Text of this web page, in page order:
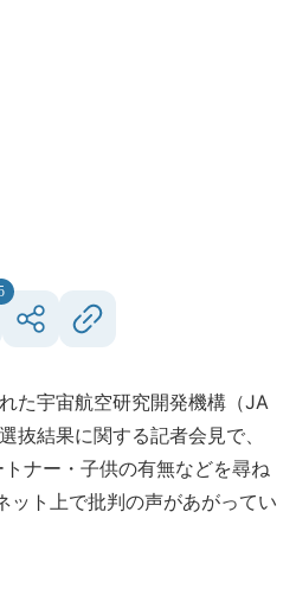
た宇宙航空研究開発機構（JA
抜結果に関する記者会見で、
ナー・子供の有無などを尋ね
ット上で批判の声があがってい